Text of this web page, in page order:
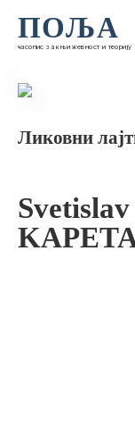
ПОЉА
часопис за књижевност и теорију
Ликовни